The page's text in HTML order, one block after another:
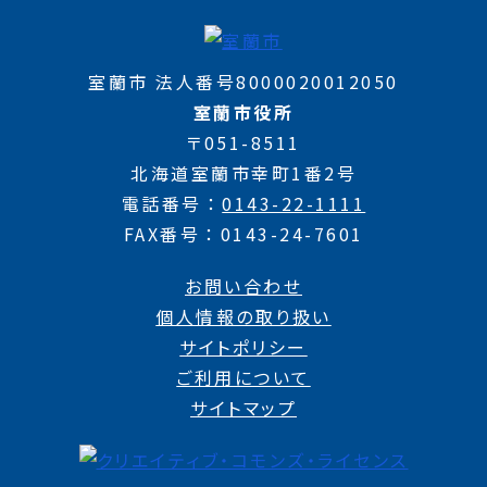
室蘭市 法人番号8000020012050
室蘭市役所
〒051-8511
北海道室蘭市幸町1番2号
電話番号
0143-22-1111
FAX番号
0143-24-7601
お問い合わせ
個人情報の取り扱い
サイトポリシー
ご利用について
サイトマップ